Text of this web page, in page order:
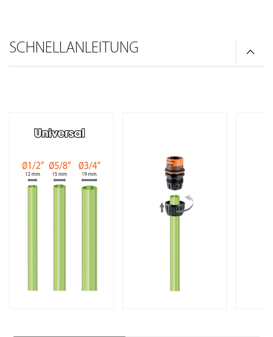
SCHNELLANLEITUNG